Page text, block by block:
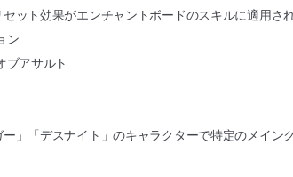
ット効果がエンチャントボードのスキルに適用さ
ン
ブアサルト
」「デスナイト」のキャラクターで特定のメイン